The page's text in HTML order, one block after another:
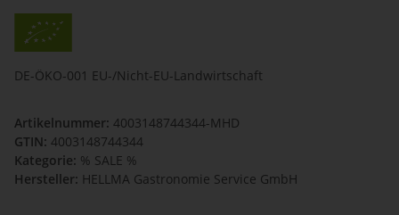
DE-ÖKO-001 EU-/Nicht-EU-Landwirtschaft
Artikelnummer: 4003148744344-MHD
GTIN: 4003148744344
Kategorie: % SALE %
Hersteller: HELLMA Gastronomie Service GmbH